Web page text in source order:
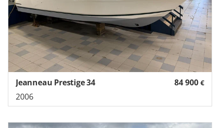
84 900 €
Jeanneau Prestige 34
2006